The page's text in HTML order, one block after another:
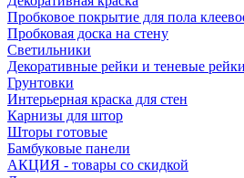
Пробковое покрытие для пола
Пробковая доска на стену
Светильники
Декоративные рейки и теневые
Грунтовки
Интерьерная краска для стен
Карнизы для штор
Шторы готовые
Бамбуковые панели
АКЦИЯ - товары со скидкой